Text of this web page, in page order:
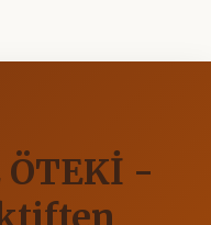
ÖTEKİ -